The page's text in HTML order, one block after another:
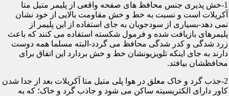
1-خش پذیری جنس محافظ های صفحه واقعی از پلیمر متیل متا
آکریلات است و نسبت به خط و خش مقاومت بالایی از خود نشان
نمی دهد-بسیاری از سودجویان به جای استفاده از این پلیمر از
پلیمرهای بازیافت شده و فرمول شکسته استفاده می کنند که باعث
زرد شدگی و کدر شدگی محافظ می گردد-البته مسلما همه دوست
دارند به جای اینکه تلویزیونشان خط و خش بردارد این اتفاق برای
محافظشان بیافتد.
2-جذب گرد و خاک معلق در هوا پلی متیل متا آکریلات بعد از جدا شدن
کاور دارای الکتریسیته ساکن می شود و جاذب گرد و خاک؛ که به